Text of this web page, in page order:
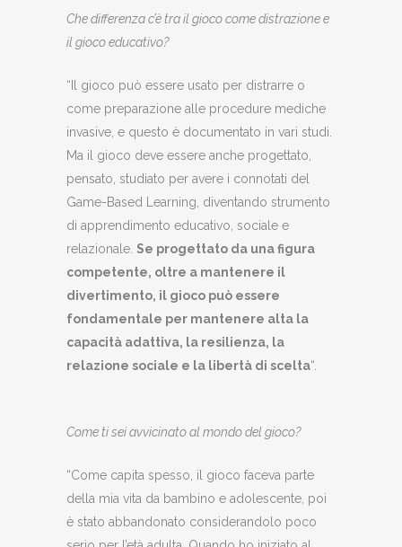
Che differenza c’è tra il gioco come distrazione e
il gioco educativo?
“Il gioco può essere usato per distrarre o
come preparazione alle procedure mediche
invasive, e questo è documentato in vari studi.
Ma il gioco deve essere anche progettato,
pensato, studiato per avere i connotati del
Game-Based Learning, diventando strumento
di apprendimento educativo, sociale e
relazionale. Se progettato da una figura
competente, oltre a mantenere il
divertimento, il gioco può essere
fondamentale per mantenere alta la
capacità adattiva, la resilienza, la
relazione sociale e la libertà di scelta“.
Come ti sei avvicinato al mondo del gioco?
“Come capita spesso, il gioco faceva parte
della mia vita da bambino e adolescente, poi
è stato abbandonato considerandolo poco